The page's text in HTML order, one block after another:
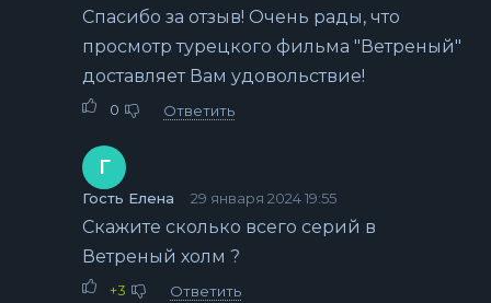
Спасибо за отзыв! Очень рады, что
просмотр турецкого фильма "Ветреный"
доставляет Вам удовольствие!
0 Ответить
Г
Гость Елена 29 января 2024 19:55
Скажите сколько всего серий в
Ветреный холм ?
+3 Ответить